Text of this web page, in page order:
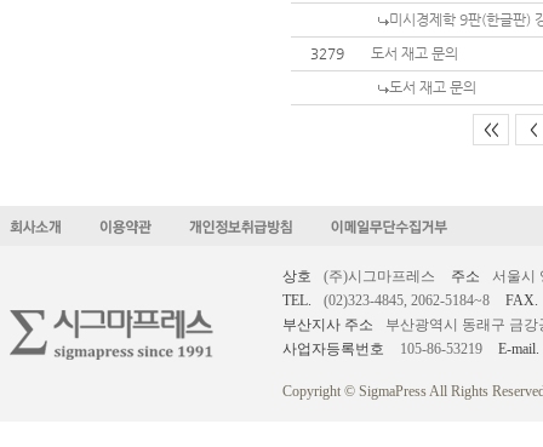
미시경제학 9판(한글판)
3279
도서 재고 문의
도서 재고 문의
<< <
상호 (주)시그마프레스 주소
서울시
TEL.
(02)323-4845, 2062-5184~8
FAX.
부산지사 주소
부산광역시 동래구 금강
사업자등록번호
105-86-53219 E-mail.
Copyright © SigmaPress All Rights